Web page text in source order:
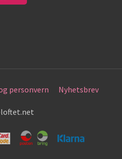
personvern Nyhetsbrev